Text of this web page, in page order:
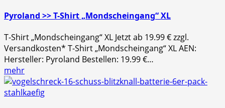
Pyroland >> T-Shirt „Mondscheingang“ XL
T-Shirt „Mondscheingang“ XL Jetzt ab 19.99 € zzgl.
Versandkosten* T-Shirt „Mondscheingang“ XL AEN:
Hersteller: Pyroland Bestellen: 19.99 €…
mehr